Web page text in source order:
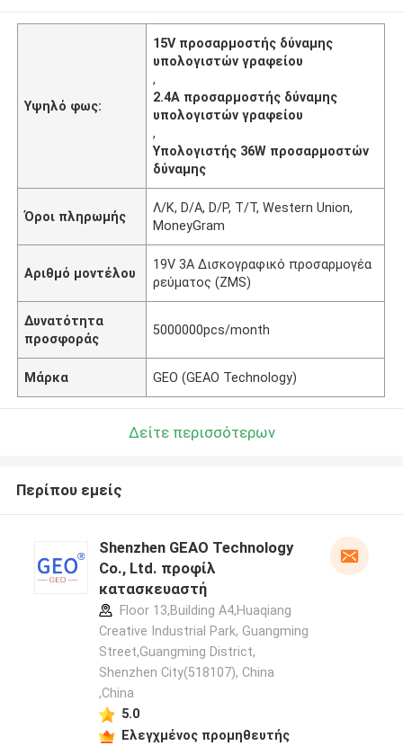
Υψηλό φως:
15V προσαρμοστής δύναμης
υπολογιστών γραφείου
,
2.4A προσαρμοστής δύναμης
υπολογιστών γραφείου
,
Υπολογιστής 36W προσαρμοστών
δύναμης
Όροι πληρωμής
Λ/Κ, D/A, D/P, T/T, Western Union,
MoneyGram
Αριθμό μοντέλου
19V 3A Δισκογραφικό προσαρμογέα
ρεύματος (ZMS)
Δυνατότητα
προσφοράς
5000000pcs/month
Μάρκα GEO (GEAO Technology)
Δείτε περισσότερων
Περίπου εμείς
Shenzhen GEAO Technology
Co., Ltd. προφίλ
κατασκευαστή
Floor 13,Building A4,Huaqiang
Creative Industrial Park, Guangming
Street,Guangming District,
Shenzhen City(518107), China
,China
5.0
Ελεγχμένος προμηθευτής